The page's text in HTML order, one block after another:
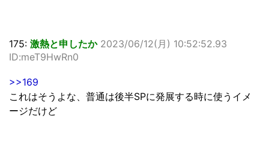
175: 激熱と申したか 2023/06/12(月) 10:52:52.93
ID:meT9HwRn0
>>169
これはそうよな、普通は後半SPに発展する時に使うイメ
ージだけど